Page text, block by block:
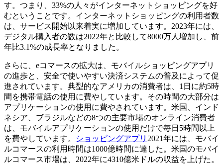
す。つまり、33%の人々がインターネットショッピングを好
むということです。インターネットショッピングの利用者数
は、サービス開始以来着実に増加しています。2023年には、
デジタル購入者の数は2022年と比較して8000万人増加し、前
年比3.1%の成長率となりました。
さらに、eコマースの拡大は、モバイルショッピングアプリ
の進歩と、安全で使いやすい決済システムの普及によって促
進されています。典型的なアメリカの消費者は、1日に約5時
間を携帯電話の使用に費やしています。その時間の大部分は
アプリケーションの使用に費やされています。米国、インド
ネシア、ブラジルなどの8つの主要市場のオンライン消費者
は、モバイルアプリケーションの使用だけで毎日5時間以上
を費やしています。
ショッピングアプリ 2021年には、モバイ
ルコマースの利用時間は1000億時間に達した。米国のモバイ
ルコマース市場は、2022年に4310億米ドルの収益を上げた。